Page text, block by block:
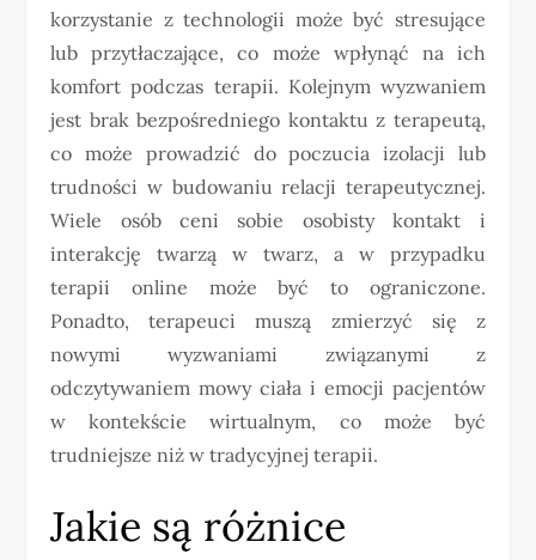
korzystanie z technologii może być stresujące
lub przytłaczające, co może wpłynąć na ich
komfort podczas terapii. Kolejnym wyzwaniem
jest brak bezpośredniego kontaktu z terapeutą,
co może prowadzić do poczucia izolacji lub
trudności w budowaniu relacji terapeutycznej.
Wiele osób ceni sobie osobisty kontakt i
interakcję twarzą w twarz, a w przypadku
terapii online może być to ograniczone.
Ponadto, terapeuci muszą zmierzyć się z
nowymi wyzwaniami związanymi z
odczytywaniem mowy ciała i emocji pacjentów
w kontekście wirtualnym, co może być
trudniejsze niż w tradycyjnej terapii.
Jakie są różnice